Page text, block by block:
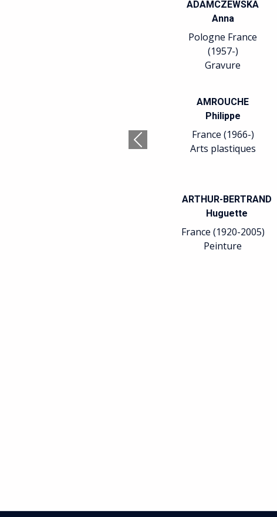
ADAMCZEWSKA
Anna
Pologne France
(1957-)
Gravure
AMROUCHE
Philippe
France (1966-)
Arts plastiques
ARTHUR-BERTRAND
Huguette
France (1920-2005)
Peinture
Précédent